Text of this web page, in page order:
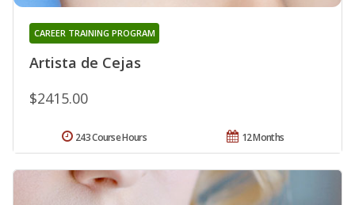
Artista de Cejas
CAREER TRAINING PROGRAM
$2415.00
12 Months
243 Course Hours